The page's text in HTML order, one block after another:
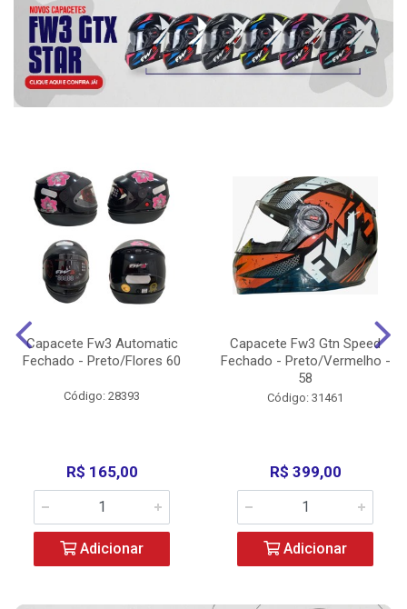
Capacete Fw3 Automatic
Fechado - Preto/Flores 60
Código: 28393
R$ 165,00
Adicionar
Capacete Fw3 Gtn Speed
Fechado - Preto/Vermelho -
58
Código: 31461
R$ 399,00
Adicionar